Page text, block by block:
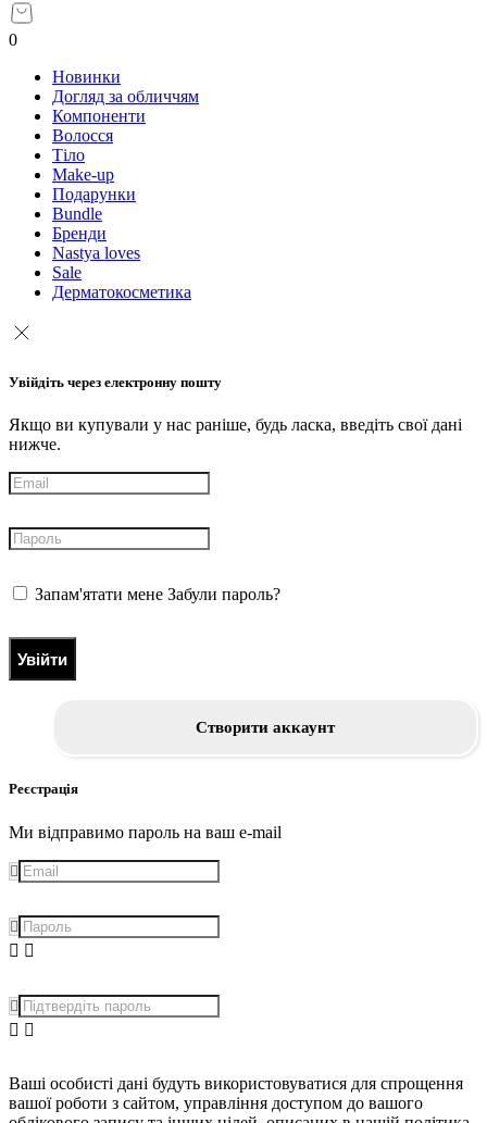
0
Новинки
Догляд за обличчям
Компоненти
Волосся
Тіло
Make-up
Подарунки
Bundle
Бренди
Nastya loves
Sale
Дерматокосметика
Увійдіть через електронну пошту
Якщо ви купували у нас раніше, будь ласка, введіть свої дані
нижче.
Запам'ятати мене Забули пароль?
Увійти
Створити аккаунт
Реєстрація
Ми відправимо пароль на ваш e-mail
Ваші особисті дані будуть використовуватися для спрощення
вашої роботи з сайтом, управління доступом до вашого